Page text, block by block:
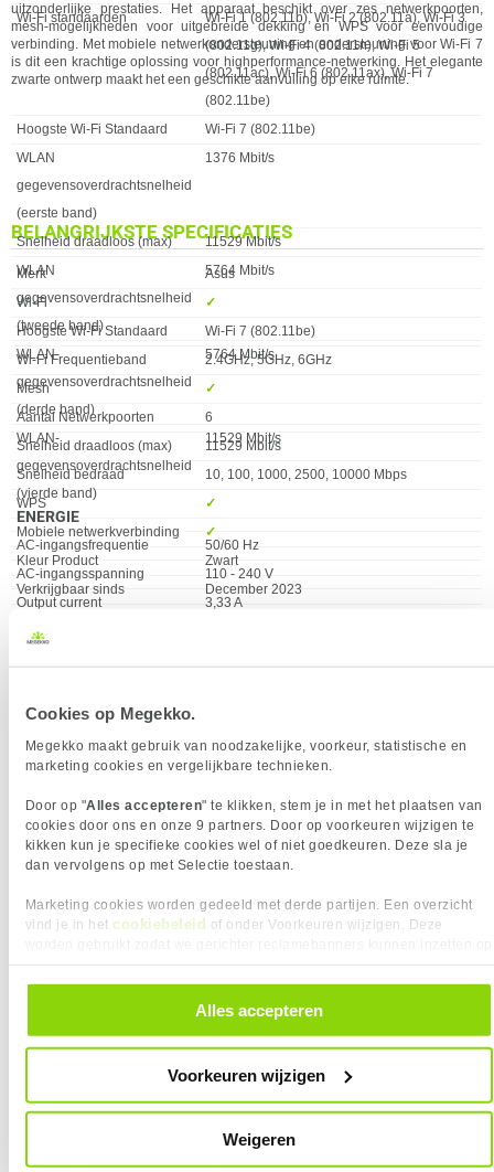
Cookies op Megekko.
Megekko maakt gebruik van noodzakelijke, voorkeur, statistische en
marketing cookies en vergelijkbare technieken.
Door op "Alles accepteren" te klikken, stem je in met het plaatsen van
cookies door ons en onze 9 partners. Door op voorkeuren wijzigen te
kikken kun je specifieke cookies wel of niet goedkeuren. Deze sla je
dan vervolgens op met Selectie toestaan.
Marketing cookies worden gedeeld met derde partijen. Een overzicht
vind je in het cookiebeleid of onder Voorkeuren wijzigen. Deze
alle cookies. Je kunt je gegeven toestemming altijd intrekken, dit doe je
door in de footer van onze website te klikken op ‘Cookievoorkeuren’
Alles accepteren
Voorkeuren wijzigen
Weigeren
uitzonderlijke prestaties. Het apparaat beschikt over zes netwerkpoorten,
mesh-mogelijkheden voor uitgebreide dekking en WPS voor eenvoudige
verbinding. Met mobiele netwerkondersteuning en ondersteuning voor Wi-Fi 7
is dit een krachtige oplossing voor highperformance-netwerking. Het elegante
zwarte ontwerp maakt het een geschikte aanvulling op elke ruimte.
BELANGRIJKSTE SPECIFICATIES
Eigenschap
Merk
Asus
Wi-Fi
✓︎
Hoogste Wi-Fi Standaard
Wi-Fi 7 (802.11be)
Wi-Fi Frequentieband
2.4GHz, 5GHz, 6GHz
Mesh
✓︎
Aantal Netwerkpoorten
6
Snelheid draadloos (max)
11529 Mbit/s
Snelheid bedraad
10, 100, 1000, 2500, 10000 Mbps
WPS
✓︎
Mobiele netwerkverbinding
✓︎
Kleur Product
Zwart
Verkrijgbaar sinds
December 2023
Wi-Fi standaarden
Wi-Fi 1 (802.11b), Wi-Fi 2 (802.11a), Wi-Fi 3
(802.11g), Wi-Fi 4 (802.11n), Wi-Fi 5
(802.11ac), Wi-Fi 6 (802.11ax), Wi-Fi 7
(802.11be)
Hoogste Wi-Fi Standaard
Wi-Fi 7 (802.11be)
WLAN
gegevensoverdrachtsnelheid
(eerste band)
1376 Mbit/s
Snelheid draadloos (max)
11529 Mbit/s
WLAN
gegevensoverdrachtsnelheid
(tweede band)
5764 Mbit/s
WLAN-
gegevensoverdrachtsnelheid
(derde band)
5764 Mbit/s
WLAN-
gegevensoverdrachtsnelheid
(vierde band)
11529 Mbit/s
ENERGIE
Eigenschap Waarde
AC-ingangsfrequentie
50/60 Hz
AC-ingangsspanning
110 - 240 V
Output current
3,33 A
Spanning
Eigenschap Waarde
Snelheid bedraad
Eigenschap Waarde
Breedte
350.4 mm
Gewicht
1970 gram
Hoogte
220.6 mm
INHOUD VAN DE VERPAKKING
Eigenschap Waarde
Garantiekaart
✓︎
Inclusief AC-adapter
✓︎
Snelstartgids
✓︎
Eigenschap Waarde
Gast netwerk
✓︎
✓︎
Eigenschap
VAAK SAMEN GEKOCHT MET
Reolink W320-B